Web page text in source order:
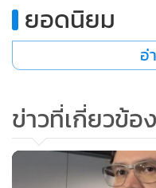
ดังนั้น นี่คือ ความเสียหายข
รัฐบาล ว่า จะมีวิธีการดำเ
ดำเนินการระหว่างประเ
ประธานสภาของกัมพูชาก็
สิ่งที่เราไม่ได้มีการเตรียม
ยอดนิยม
อ่
ข่าวที่เกี่ยวข้อง